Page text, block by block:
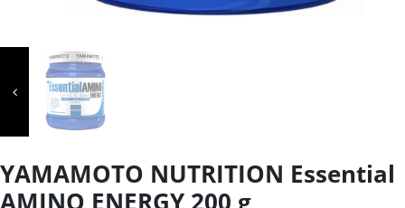
YAMAMOTO NUTRITION Essential